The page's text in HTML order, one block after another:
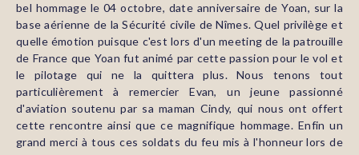
bel hommage le 04 octobre, date anniversaire de Yoan, sur la
base aérienne de la Sécurité civile de Nîmes. Quel privilège et
quelle émotion puisque c'est lors d'un meeting de la patrouille
de France que Yoan fut animé par cette passion pour le vol et
le pilotage qui ne la quittera plus. Nous tenons tout
particulièrement à remercier Evan, un jeune passionné
d'aviation soutenu par sa maman Cindy, qui nous ont offert
cette rencontre ainsi que ce magnifique hommage. Enfin un
grand merci à tous ces soldats du feu mis à l'honneur lors de